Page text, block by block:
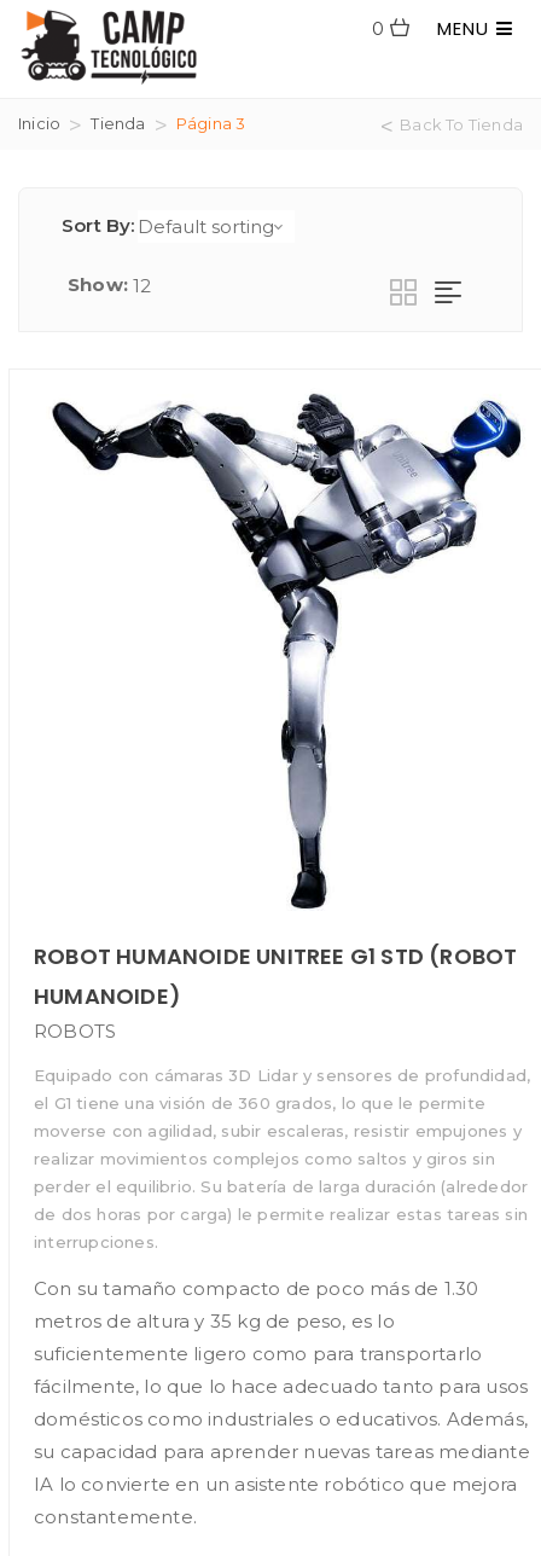
MENU
0
Inicio Tienda Página 3 Back To Tienda
Sort By:
Show:
ROBOT HUMANOIDE UNITREE G1 STD (ROBOT
HUMANOIDE)
ROBOTS
Equipado con cámaras 3D Lidar y sensores de profundidad,
el G1 tiene una visión de 360 grados, lo que le permite
moverse con agilidad, subir escaleras, resistir empujones y
realizar movimientos complejos como saltos y giros sin
perder el equilibrio. Su batería de larga duración (alrededor
de dos horas por carga) le permite realizar estas tareas sin
interrupciones.
Con su tamaño compacto de poco más de 1.30
metros de altura y 35 kg de peso, es lo
suficientemente ligero como para transportarlo
fácilmente, lo que lo hace adecuado tanto para usos
domésticos como industriales o educativos. Además,
su capacidad para aprender nuevas tareas mediante
IA lo convierte en un asistente robótico que mejora
constantemente​.